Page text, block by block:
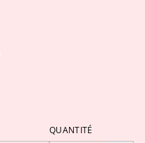
QUANTITÉ